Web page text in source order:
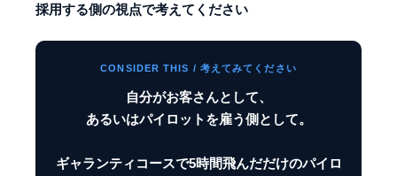
採用する側の視点で考えてください
CONSIDER THIS / 考えてみてください
自分がお客さんとして、
あるいはパイロットを雇う側として。
ギャランティコースで5時間飛んだだけのパイロ